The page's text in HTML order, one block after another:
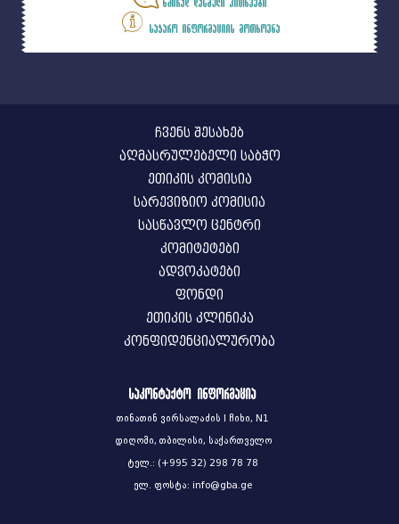
ხშირად დასმული კითხვები
საჯარო ინფორმაციის მოთხოვნა
ჩვენს შესახებ
აღმასრულებელი საბჭო
ეთიკის კომისია
სარევიზიო კომისია
სასწავლო ცენტრი
კომიტეტები
ადვოკატები
ფონდი
ეთიკის კლინიკა
კონფიდენციალურობა
საკონტაქტო ინფორმაცია
თინათინ ვირსალაძის I ჩიხი, N1
დიღომი, თბილისი, საქართველო
ტელ.: (+995 32) 298 78 78
ელ. ფოსტა: info@gba.ge